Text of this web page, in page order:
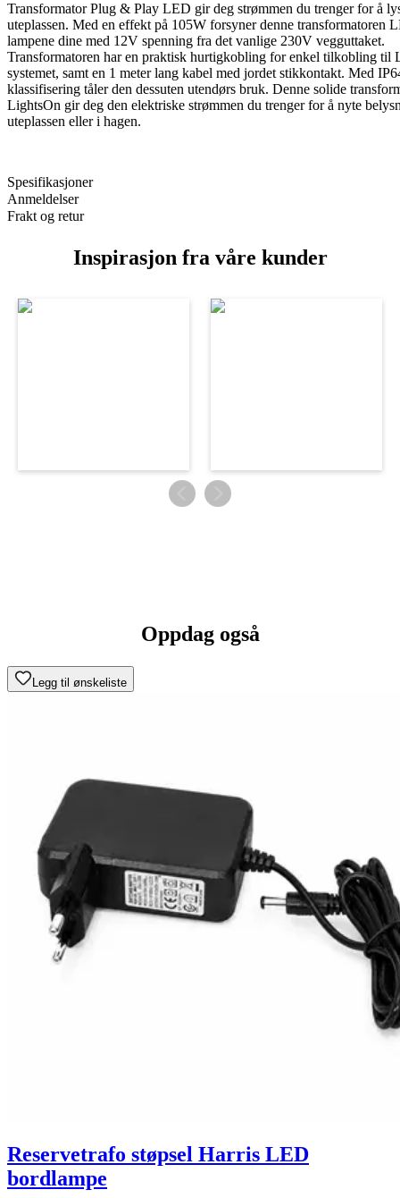
Transformator Plug & Play LED gir deg strømmen du trenger for å
uteplassen. Med en effekt på 105W forsyner denne transformatoren
lampene dine med 12V spenning fra det vanlige 230V vegguttaket.
Transformatoren har en praktisk hurtigkobling for enkel tilkobling til
systemet, samt en 1 meter lang kabel med jordet stikkontakt. Med
klassifisering tåler den dessuten utendørs bruk. Denne solide
LightsOn gir deg den elektriske strømmen du trenger for å nyte
uteplassen eller i hagen.
Spesifikasjoner
Anmeldelser
Frakt og retur
Inspirasjon fra våre kunder
Oppdag også
Legg til ønskeliste
Reservetrafo støpsel Harris LED
bordlampe